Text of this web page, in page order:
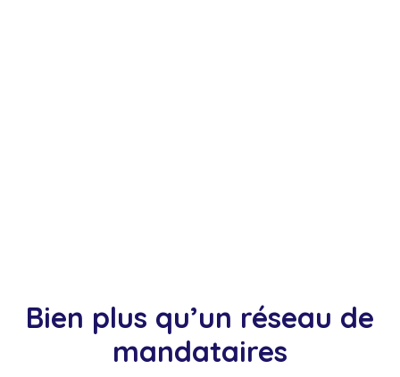
Bien plus qu’un réseau de
mandataires